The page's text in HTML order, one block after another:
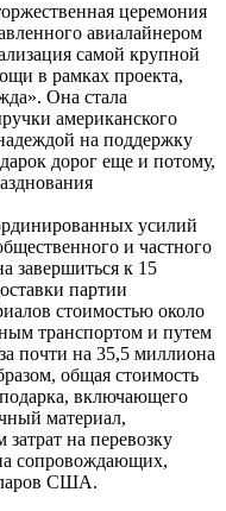
церемония
авиалайнером
самой крупной
в рамках проекта,
Она стала
американского
на поддержку
дорог еще и потому,
усилий
и частного
завершиться к 15
партии
стоимостью около
транспортом и путем
почти на 35,5 миллиона
общая стоимость
включающего
материал,
на перевозку
сопровождающих,
США.